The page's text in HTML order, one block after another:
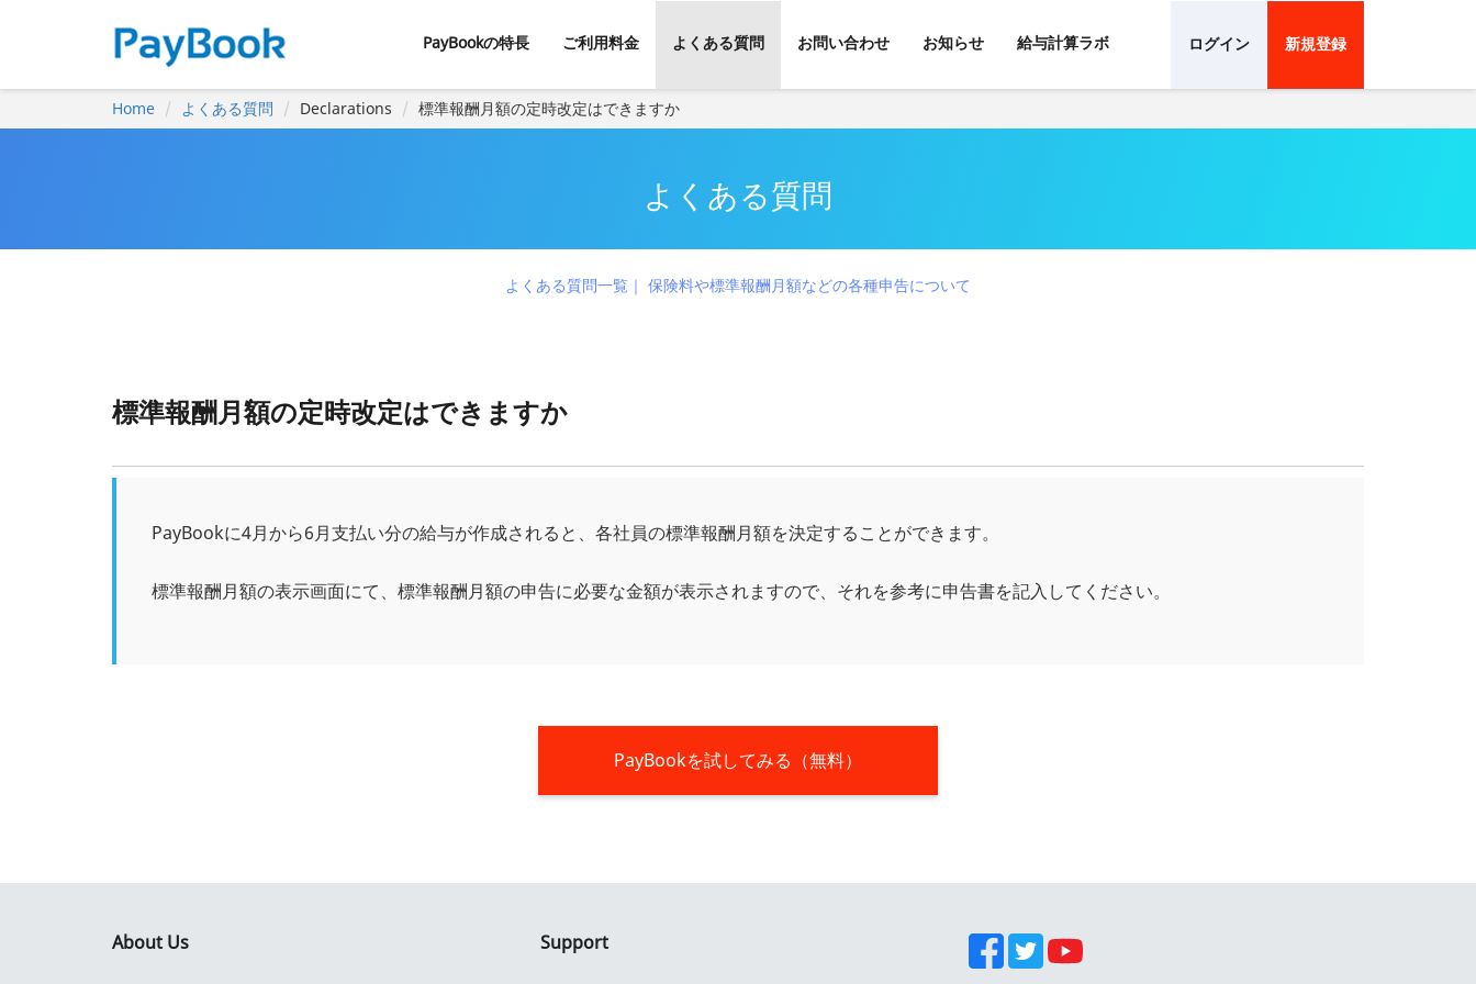
PayBookの特長 ご利用料金 よくある質問 お問い合わせ お知らせ 給与計算ラボ ログイン 新規登録
Home よくある質問 Declarations 標準報酬月額の定時改定はできますか
よくある質問
よくある質問一覧 保険料や標準報酬月額などの各種申告について
標準報酬月額の定時改定はできますか
PayBookに4月から6月支払い分の給与が作成されると、各社員の標準報酬月額を決定することができます。
標準報酬月額の表示画面にて、標準報酬月額の申告に必要な金額が表示されますので、それを参考に申告書を記入してください。
PayBookを試してみる（無料）
About Us Support